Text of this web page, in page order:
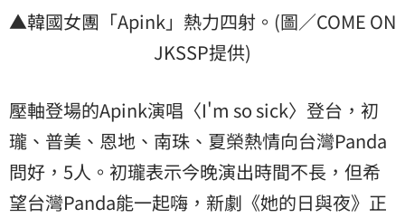
▲韓國女團「Apink」熱力四射。(圖／COME ON
JKSSP提供)
壓軸登場的Apink演唱〈I'm so sick〉登台，初
瓏、普美、恩地、南珠、夏榮熱情向台灣Panda
問好，5人。初瓏表示今晚演出時間不長，但希
望台灣Panda能一起嗨，新劇《她的日與夜》正